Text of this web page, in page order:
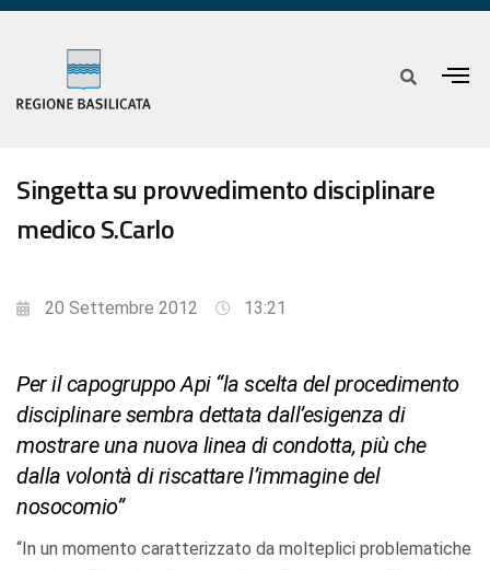
Singetta su provvedimento disciplinare
medico S.Carlo
20 Settembre 2012 13:21
Per il capogruppo Api “la scelta del procedimento
disciplinare sembra dettata dall’esigenza di
mostrare una nuova linea di condotta, più che
dalla volontà di riscattare l’immagine del
nosocomio”
“In un momento caratterizzato da molteplici problematiche